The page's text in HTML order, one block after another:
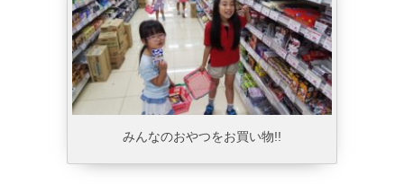
みんなのおやつをお買い物!!